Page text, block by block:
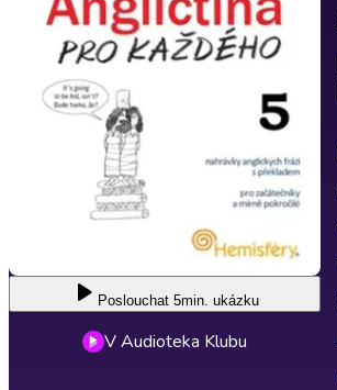
Poslouchat 5min. ukázku
V Audioteka Klubu